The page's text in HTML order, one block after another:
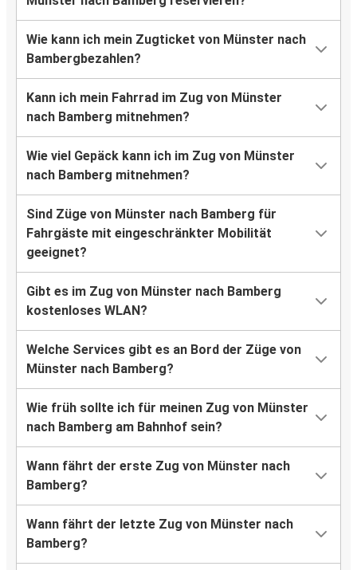
Wie kann ich mein Zugticket von Münster nach
Bambergbezahlen?
Kann ich mein Fahrrad im Zug von Münster
nach Bamberg mitnehmen?
Wie viel Gepäck kann ich im Zug von Münster
nach Bamberg mitnehmen?
Sind Züge von Münster nach Bamberg für
Fahrgäste mit eingeschränkter Mobilität
geeignet?
Gibt es im Zug von Münster nach Bamberg
kostenloses WLAN?
Welche Services gibt es an Bord der Züge von
Münster nach Bamberg?
Wie früh sollte ich für meinen Zug von Münster
nach Bamberg am Bahnhof sein?
Wann fährt der erste Zug von Münster nach
Bamberg?
Wann fährt der letzte Zug von Münster nach
Bamberg?